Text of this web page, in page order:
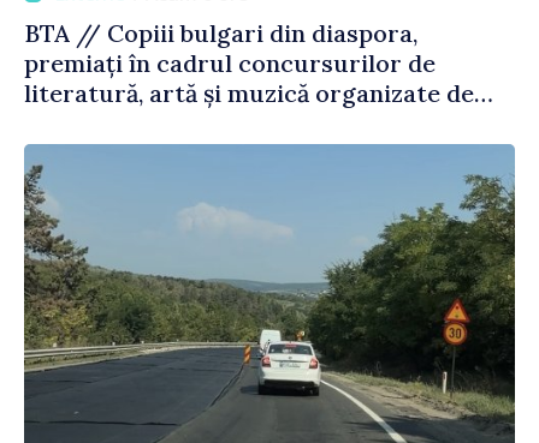
BTA // Copiii bulgari din diaspora,
premiați în cadrul concursurilor de
literatură, artă și muzică organizate de
Străinătate